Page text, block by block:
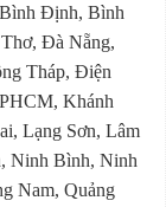
Định, Bình
Đà Nẵng,
Tháp, Điện
Khánh
Lạng Sơn, Lâm
Ninh Bình, Ninh
Nam, Quảng